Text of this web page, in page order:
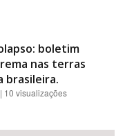
boletim
nas terras
brasileira.
| 10 visualizações